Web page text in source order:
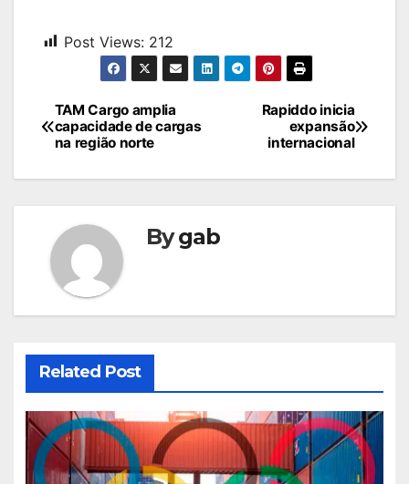
Post Views: 212
Navegação
de
Rapiddo inicia
expansão
internacional
TAM Cargo amplia
capacidade de cargas
na região norte
Bygab
Related Post